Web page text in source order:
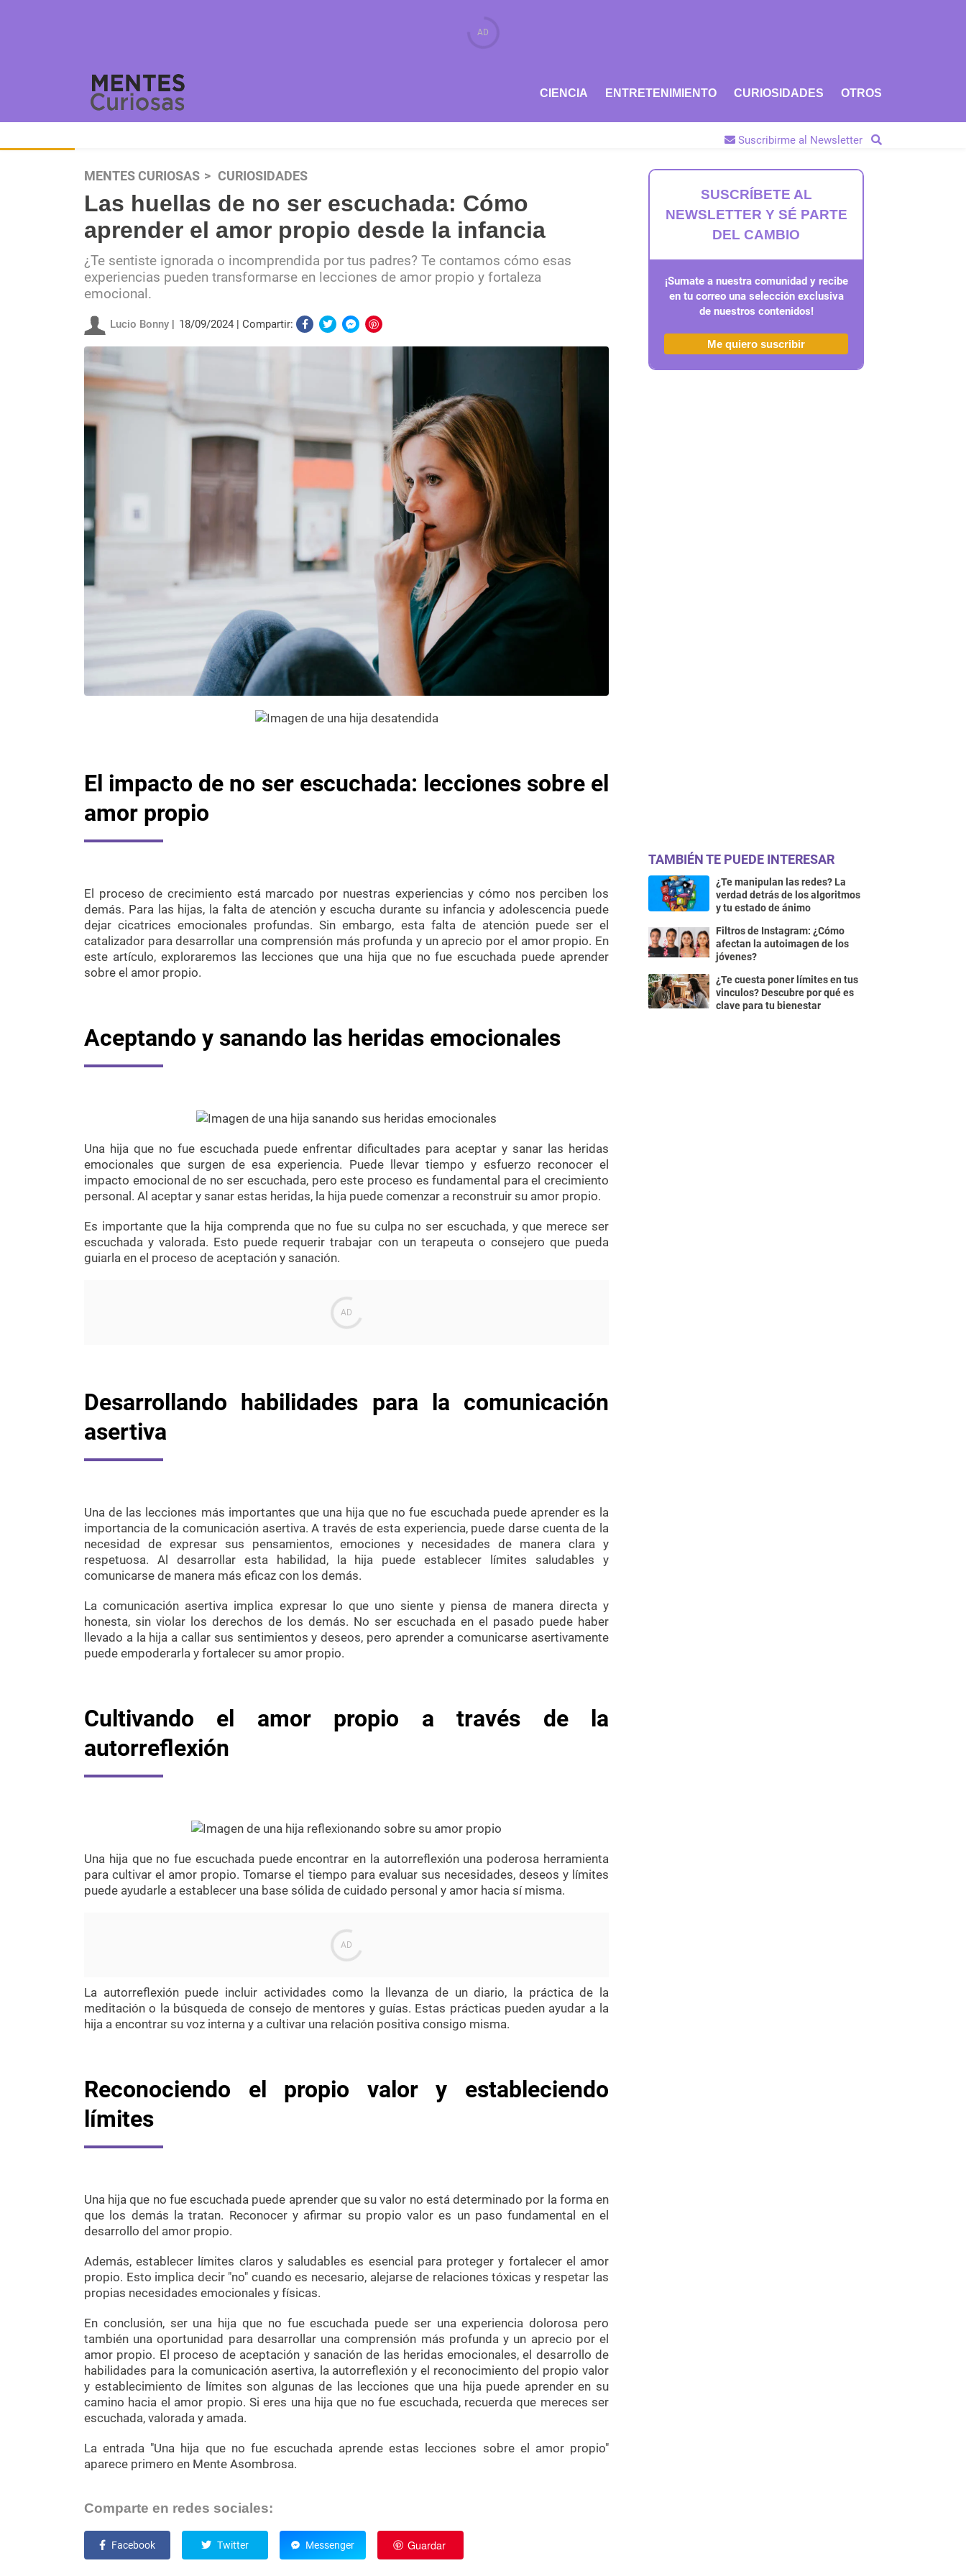
CIENCIA ENTRETENIMIENTO CURIOSIDADES OTROS
Suscribirme al Newsletter
MENTES CURIOSAS CURIOSIDADES
Las huellas de no ser escuchada: Cómo
aprender el amor propio desde la infancia
¿Te sentiste ignorada o incomprendida por tus padres? Te contamos cómo esas
experiencias pueden transformarse en lecciones de amor propio y fortaleza
emocional.
Lucio Bonny 18/09/2024 Compartir:
El impacto de no ser escuchada: lecciones sobre el
amor propio
El proceso de crecimiento está marcado por nuestras experiencias y cómo nos perciben los
demás. Para las hijas, la falta de atención y escucha durante su infancia y adolescencia puede
dejar cicatrices emocionales profundas. Sin embargo, esta falta de atención puede ser el
catalizador para desarrollar una comprensión más profunda y un aprecio por el amor propio. En
este artículo, exploraremos las lecciones que una hija que no fue escuchada puede aprender
sobre el amor propio.
Aceptando y sanando las heridas emocionales
Una hija que no fue escuchada puede enfrentar dificultades para aceptar y sanar las heridas
emocionales que surgen de esa experiencia. Puede llevar tiempo y esfuerzo reconocer el
impacto emocional de no ser escuchada, pero este proceso es fundamental para el crecimiento
personal. Al aceptar y sanar estas heridas, la hija puede comenzar a reconstruir su amor propio.
Es importante que la hija comprenda que no fue su culpa no ser escuchada, y que merece ser
escuchada y valorada. Esto puede requerir trabajar con un terapeuta o consejero que pueda
guiarla en el proceso de aceptación y sanación.
Desarrollando habilidades para la comunicación
asertiva
Una de las lecciones más importantes que una hija que no fue escuchada puede aprender es la
importancia de la comunicación asertiva. A través de esta experiencia, puede darse cuenta de la
necesidad de expresar sus pensamientos, emociones y necesidades de manera clara y
respetuosa. Al desarrollar esta habilidad, la hija puede establecer límites saludables y
comunicarse de manera más eficaz con los demás.
La comunicación asertiva implica expresar lo que uno siente y piensa de manera directa y
honesta, sin violar los derechos de los demás. No ser escuchada en el pasado puede haber
llevado a la hija a callar sus sentimientos y deseos, pero aprender a comunicarse asertivamente
puede empoderarla y fortalecer su amor propio.
Cultivando el amor propio a través de la
autorreflexión
Una hija que no fue escuchada puede encontrar en la autorreflexión una poderosa herramienta
para cultivar el amor propio. Tomarse el tiempo para evaluar sus necesidades, deseos y límites
puede ayudarle a establecer una base sólida de cuidado personal y amor hacia sí misma.
La autorreflexión puede incluir actividades como la llevanza de un diario, la práctica de la
meditación o la búsqueda de consejo de mentores y guías. Estas prácticas pueden ayudar a la
hija a encontrar su voz interna y a cultivar una relación positiva consigo misma.
Reconociendo el propio valor y estableciendo
límites
Una hija que no fue escuchada puede aprender que su valor no está determinado por la forma en
que los demás la tratan. Reconocer y afirmar su propio valor es un paso fundamental en el
desarrollo del amor propio.
Además, establecer límites claros y saludables es esencial para proteger y fortalecer el amor
propio. Esto implica decir "no" cuando es necesario, alejarse de relaciones tóxicas y respetar las
propias necesidades emocionales y físicas.
En conclusión, ser una hija que no fue escuchada puede ser una experiencia dolorosa pero
también una oportunidad para desarrollar una comprensión más profunda y un aprecio por el
amor propio. El proceso de aceptación y sanación de las heridas emocionales, el desarrollo de
habilidades para la comunicación asertiva, la autorreflexión y el reconocimiento del propio valor
y establecimiento de límites son algunas de las lecciones que una hija puede aprender en su
camino hacia el amor propio. Si eres una hija que no fue escuchada, recuerda que mereces ser
escuchada, valorada y amada.
La entrada "Una hija que no fue escuchada aprende estas lecciones sobre el amor propio"
aparece primero en Mente Asombrosa.
Comparte en redes sociales:
Facebook Twitter Messenger Guardar
SUSCRÍBETE AL
NEWSLETTER Y SÉ PARTE
DEL CAMBIO
¡Sumate a nuestra comunidad y recibe
en tu correo una selección exclusiva
de nuestros contenidos!
Me quiero suscribir
TAMBIÉN TE PUEDE INTERESAR
¿Te manipulan las redes? La
verdad detrás de los algoritmos
y tu estado de ánimo
Filtros de Instagram: ¿Cómo
afectan la autoimagen de los
jóvenes?
¿Te cuesta poner límites en tus
vinculos? Descubre por qué es
clave para tu bienestar